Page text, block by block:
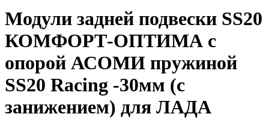
Модули задней подвески SS20
КОМФОРТ-ОПТИМА с
опорой АСОМИ пружиной
SS20 Racing -30мм (с
занижением) для ЛАДА